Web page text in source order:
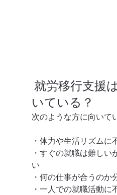
就労移行支援
いている？
次のような方に向いて
・体力や生活リズムに
・すぐの就職は難しい
い
・何の仕事が合うのか
・一人での就職活動に